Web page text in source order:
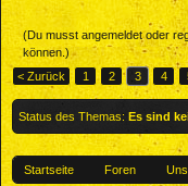
(Du musst angemeldet oder
können.)
< Zurück
1 2 3 4
Status des Themas: Es sind
Startseite Foren